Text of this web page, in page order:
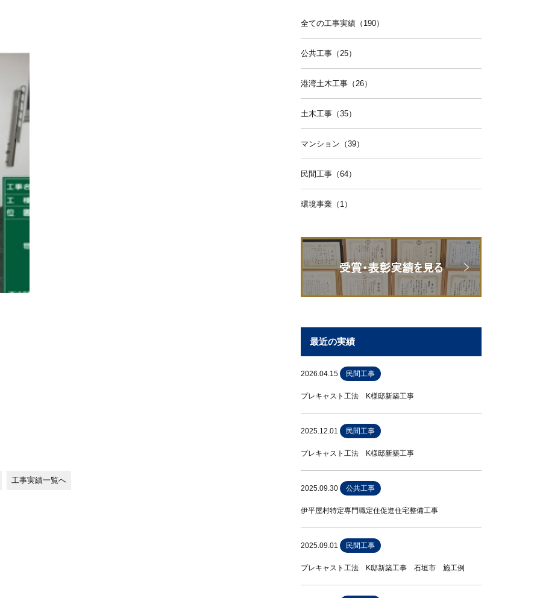
工事実績一覧へ
全ての工事実績（190）
公共工事（25）
港湾土木工事（26）
土木工事（35）
マンション（39）
民間工事（64）
環境事業（1）
最近の実績
2026.04.15 民間工事
プレキャスト工法 K様邸新築工事
2025.12.01 民間工事
プレキャスト工法 K様邸新築工事
2025.09.30 公共工事
伊平屋村特定専門職定住促進住宅整備工事
2025.09.01 民間工事
プレキャスト工法 K邸新築工事 石垣市 施工例